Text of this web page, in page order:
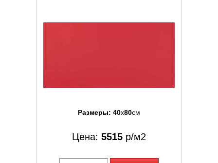
Размеры: 40x80см
Цена: 5515 р/м2